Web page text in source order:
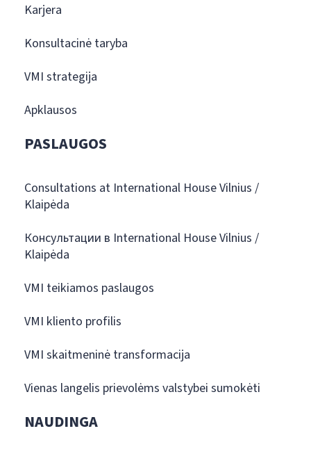
Karjera
Konsultacinė taryba
VMI strategija
Apklausos
PASLAUGOS
Consultations at International House Vilnius /
Klaipėda
Консультации в International House Vilnius /
Klaipėda
VMI teikiamos paslaugos
VMI kliento profilis
VMI skaitmeninė transformacija
Vienas langelis prievolėms valstybei sumokėti
NAUDINGA